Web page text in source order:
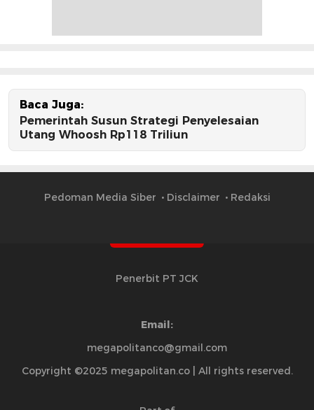
Baca Juga:
Pemerintah Susun Strategi Penyelesaian
Utang Whoosh Rp118 Triliun
Pedoman Media Siber Disclaimer Redaksi
Penerbit PT JCK
Email:
megapolitanco@gmail.com
Copyright ©2025 megapolitan.co | All rights reserved.